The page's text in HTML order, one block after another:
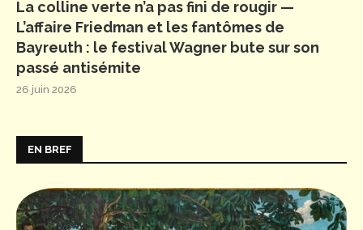
La colline verte n’a pas fini de rougir —
L’affaire Friedman et les fantômes de
Bayreuth : le festival Wagner bute sur son
passé antisémite
26 juin 2026
EN BREF